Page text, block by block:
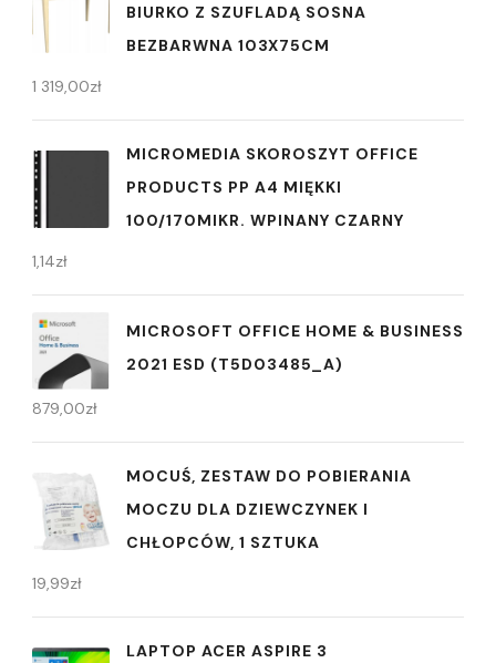
BIURKO Z SZUFLADĄ SOSNA
BEZBARWNA 103X75CM
1 319,00zł
MICROMEDIA SKOROSZYT OFFICE
PRODUCTS PP A4 MIĘKKI
100/170MIKR. WPINANY CZARNY
1,14zł
MICROSOFT OFFICE HOME & BUSINESS
2021 ESD (T5D03485_A)
879,00zł
MOCUŚ, ZESTAW DO POBIERANIA
MOCZU DLA DZIEWCZYNEK I
CHŁOPCÓW, 1 SZTUKA
19,99zł
LAPTOP ACER ASPIRE 3